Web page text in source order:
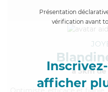
Présentation
vérification avant
afficher
à 5km de